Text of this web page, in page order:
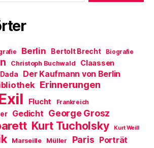
Berlin Bertolt Brecht Biografie
Christoph Buchwald Claassen
Dada Der Kaufmann von Berlin
Erinnerungen
Flucht Frankreich
Gedicht George Grosz
Kurt Tucholsky Kurt Weill
Marseille Müller Paris Porträt